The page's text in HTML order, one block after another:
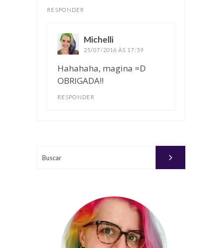
RESPONDER
Michelli
25/07/2016 ÀS 17:59
Hahahaha, magina =D
OBRIGADA!!
RESPONDER